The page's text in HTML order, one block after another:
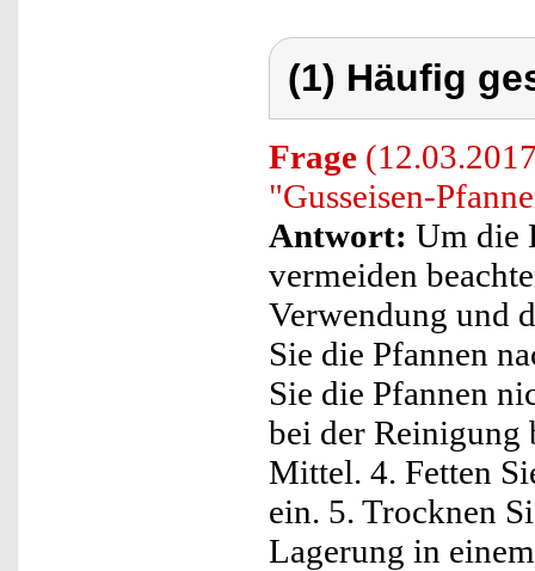
(1) Häufig
Frage
"Gusseisen-
Antwort: Um die
vermeiden
Verwendung und
Sie die Pfannen
Sie die Pfannen
bei der Reinigung
Mittel. 4. Fetten
ein. 5. Trocknen
Lagerung in